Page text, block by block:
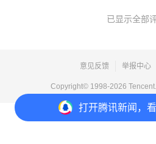
打开腾讯新闻，
已显示全部
意见反馈 举报中心
Copyright© 1998-2026